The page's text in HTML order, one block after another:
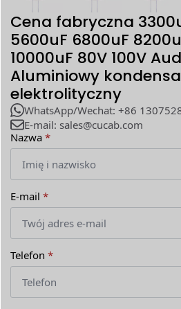
Cena fabryczna
5600uF 6800uF
10000uF 80V 100V
Aluminiowy
elektrolityczny
WhatsApp/Wechat: +86
E-mail: sales@cucab.com
Nazwa *
E-mail *
Telefon *